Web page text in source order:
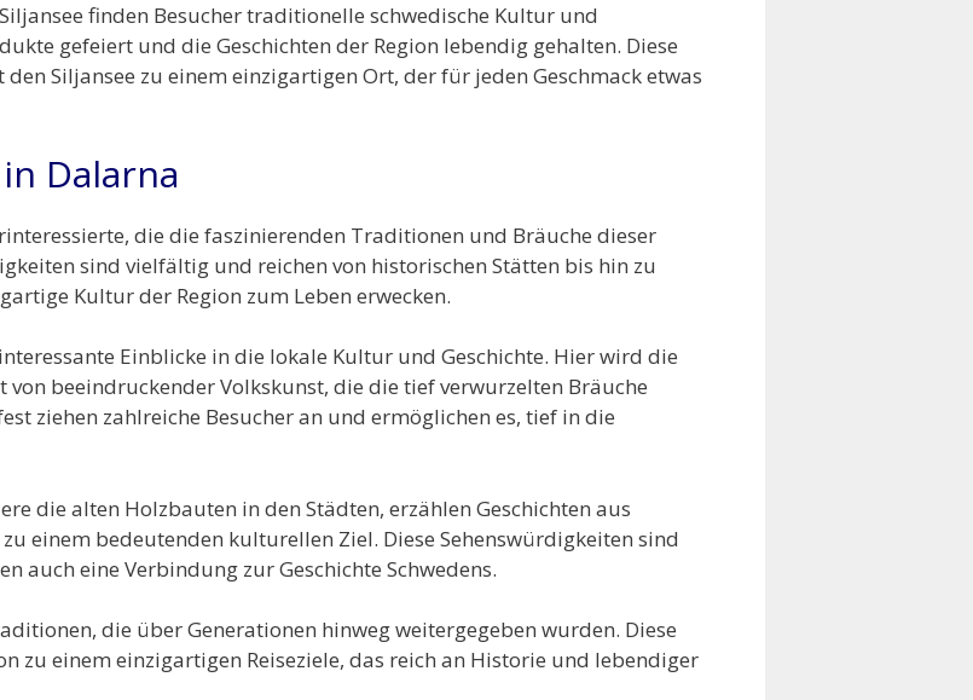
finden Besucher traditionelle schwedische Kultur und
gefeiert und die Geschichten der Region lebendig gehalten. Diese
Siljansee zu einem einzigartigen Ort, der für jeden Geschmack etwas
Dalarna
die die faszinierenden Traditionen und Bräuche dieser
sind vielfältig und reichen von historischen Stätten bis hin zu
Kultur der Region zum Leben erwecken.
Einblicke in die lokale Kultur und Geschichte. Hier wird die
beeindruckender Volkskunst, die die tief verwurzelten Bräuche
ziehen zahlreiche Besucher an und ermöglichen es, tief in die
die alten Holzbauten in den Städten, erzählen Geschichten aus
einem bedeutenden kulturellen Ziel. Diese Sehenswürdigkeiten sind
auch eine Verbindung zur Geschichte Schwedens.
die über Generationen hinweg weitergegeben wurden. Diese
zu einem einzigartigen Reiseziele, das reich an Historie und lebendiger